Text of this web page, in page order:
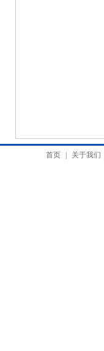
首页 关于我们